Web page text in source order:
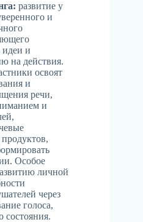
развитие у
и
идеи и
на действия.
освоят
и
речи,
и
Особое
личной
через
голоса,
состояния.